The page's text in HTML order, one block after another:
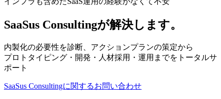
SaaSus Consultingが解決します。
内製化の必要性を診断、アクションプランの策定から
プロトタイピング・開発・人材採用・運用までをトータルサ
ポート
SaaSus Consultingに関するお問い合わせ